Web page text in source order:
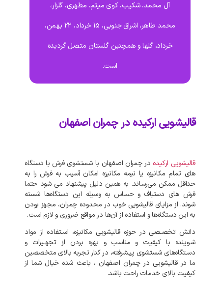
آل محمد، شکیب، کوی میثم، مطهری، گلزار،
محمد طاهر، اشراق جنوبی، 15 خرداد، 22 بهمن،
خرداد، گلها و همچنین گلستان متصل گردیده
است.
قالیشویی ارکیده در چمران اصفهان
قالیشویی ارکیده در چمران اصفهان با شستشوی فرش با دستگاه‌
های تمام مکانیزه یا نیمه مکانیزه امکان آسیب به فرش را به
حداقل ممکن می‌رساند. به‌ همین دلیل پیشنهاد می‌ شود حتما
فرش‌ های دستباف و حساس به وسیله این دستگاه‌ها شسته
شوند. از مزایای قالیشویی خوب در محدوده چمران، مجهز بودن
به این دستگاه‌هاو استفاده از آن‌ها در مواقع ضروری و لازم است.
دانش تخصـصی در حوزه قالیشویی مکانیزه، اسـتفاده از مواد
شـوینده با کیفیت و مناسب و بهره بردن از تجهـیزات و
دسـتگاه‌های شستشوی پیـشرفته، در کنار تجربه بالای متخصصین
ما در قالیشویی در چمران اصفهان ، باعث شده خیال شما از
کیفیت بالای خدمات راحت باشد.